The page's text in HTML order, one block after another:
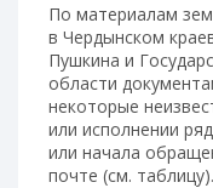
По материалам
в Чердынском
Пушкина и
области
некоторые
или исполнении
или начала
почте (см. таблицу).